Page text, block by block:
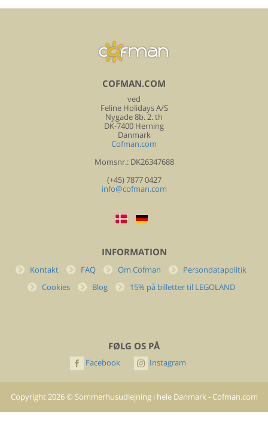
COFMAN.COM
ved
Feline Holidays A/S
Nygade 8b. 2. th
DK-7400 Herning
Danmark
Cofman.com
Momsnr.: DK26347688
(+45) 7877 0427
info@cofman.com
INFORMATION
Kontakt FAQ Om Cofman
Persondatapolitik
Cookies
Blog 15% på billetter til LEGOLAND
FØLG OS PÅ
Facebook Instagram
Copyright 2026© Sommerhusudlejning i hele Danmark - Cofman.com